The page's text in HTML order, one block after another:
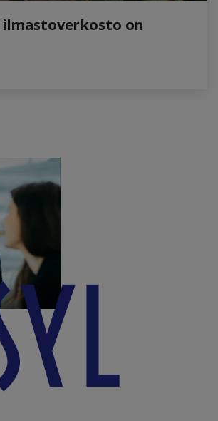
ilmastoverkosto on